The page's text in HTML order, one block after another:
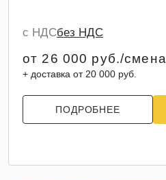
с НДСбез НДС
от 26 000 руб./смена
+ доставка от 20 000 руб.
ПОДРОБНЕЕ